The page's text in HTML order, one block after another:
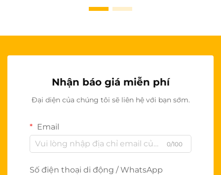
Nhận báo giá miễn phí
Đại diện của chúng tôi sẽ liên hệ với bạn sớm.
Email
0/100
Số điện thoại di động / WhatsApp